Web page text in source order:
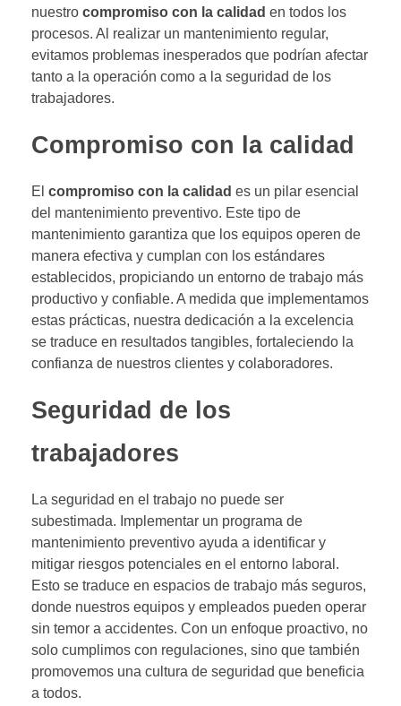
nuestro compromiso con la calidad en todos los
procesos. Al realizar un mantenimiento regular,
evitamos problemas inesperados que podrían afectar
tanto a la operación como a la seguridad de los
trabajadores.
Compromiso con la calidad
El compromiso con la calidad es un pilar esencial
del mantenimiento preventivo. Este tipo de
mantenimiento garantiza que los equipos operen de
manera efectiva y cumplan con los estándares
establecidos, propiciando un entorno de trabajo más
productivo y confiable. A medida que implementamos
estas prácticas, nuestra dedicación a la excelencia
se traduce en resultados tangibles, fortaleciendo la
confianza de nuestros clientes y colaboradores.
Seguridad de los
trabajadores
La seguridad en el trabajo no puede ser
subestimada. Implementar un programa de
mantenimiento preventivo ayuda a identificar y
mitigar riesgos potenciales en el entorno laboral.
Esto se traduce en espacios de trabajo más seguros,
donde nuestros equipos y empleados pueden operar
sin temor a accidentes. Con un enfoque proactivo, no
solo cumplimos con regulaciones, sino que también
promovemos una cultura de seguridad que beneficia
a todos.